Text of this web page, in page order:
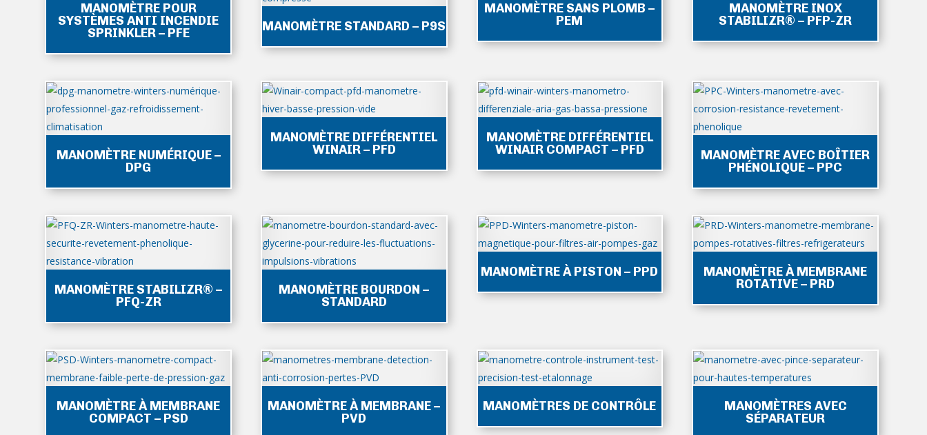
plus
ancien
MANOMÈTRE POUR
SYSTÈMES ANTI INCENDIE
SPRINKLER – PFE
MANOMÈTRE STANDARD – P9S
MANOMÈTRE SANS PLOMB –
PEM
MANOMÈTRE INOX
STABILIZR® – PFP-ZR
MANOMÈTRE NUMÉRIQUE –
DPG
MANOMÈTRE DIFFÉRENTIEL
WINAIR – PFD
MANOMÈTRE DIFFÉRENTIEL
WINAIR COMPACT – PFD
MANOMÈTRE AVEC BOÎTIER
PHÉNOLIQUE – PPC
MANOMÈTRE STABILIZR® –
PFQ-ZR
MANOMÈTRE BOURDON –
STANDARD
MANOMÈTRE À PISTON – PPD
MANOMÈTRE À MEMBRANE
ROTATIVE – PRD
MANOMÈTRE À MEMBRANE
COMPACT – PSD
MANOMÈTRE À MEMBRANE –
PVD
MANOMÈTRES DE CONTRÔLE
MANOMÈTRES AVEC
SÉPARATEUR